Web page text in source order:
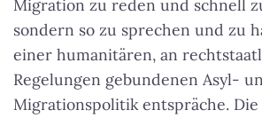
Migration zu reden und schnell
sondern so zu sprechen und zu
einer humanitären, an
Regelungen gebundenen Asyl-
Migrationspolitik entspräche.